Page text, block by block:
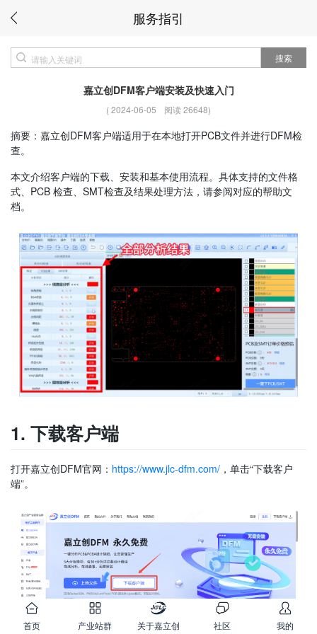
服务指引
搜索
嘉立创DFM客户端安装及快速入门
(2024-06-05 阅读 26648)
摘要：嘉立创DFM客户端适用于在本地打开PCB文件并进行DFM检
查。
本文介绍客户端的下载、安装和基本使用流程。具体支持的文件格
式、PCB 检查、SMT检查及结果处理方法，请参阅对应的帮助文
档。
1. 下载客户端
打开嘉立创DFM官网： https://www.jlc-dfm.com/ ，单击“下载客户
端”。
首页 产业站群 关于嘉立创 社区 我的